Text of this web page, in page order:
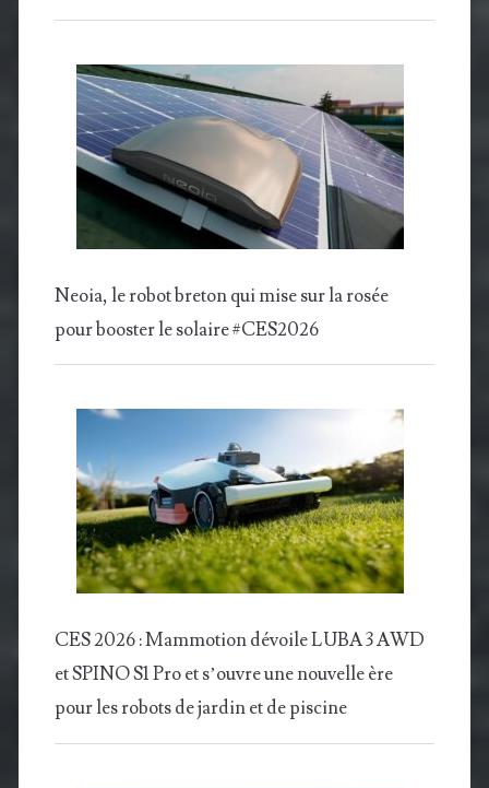
Neoia, le robot breton qui mise sur la rosée
pour booster le solaire #CES2026
CES 2026 : Mammotion dévoile LUBA 3 AWD
et SPINO S1 Pro et s’ouvre une nouvelle ère
pour les robots de jardin et de piscine